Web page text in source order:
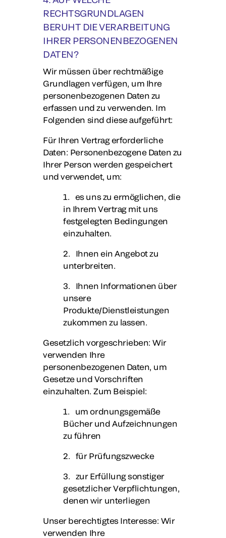
RECHTSGRUNDLAGEN
BERUHT DIE VERARBEITUNG
IHRER PERSONENBEZOGENEN
DATEN?
Wir müssen über rechtmäßige
Grundlagen verfügen, um Ihre
personenbezogenen Daten zu
erfassen und zu verwenden. Im
Folgenden sind diese aufgeführt:
Für Ihren Vertrag erforderliche
Daten: Personenbezogene Daten zu
Ihrer Person werden gespeichert
und verwendet, um:
1. es uns zu ermöglichen, die
in Ihrem Vertrag mit uns
festgelegten Bedingungen
einzuhalten.
2. Ihnen ein Angebot zu
unterbreiten.
3. Ihnen Informationen über
unsere
Produkte/Dienstleistungen
zukommen zu lassen.
Gesetzlich vorgeschrieben: Wir
verwenden Ihre
personenbezogenen Daten, um
Gesetze und Vorschriften
einzuhalten. Zum Beispiel:
1. um ordnungsgemäße
Bücher und Aufzeichnungen
zu führen
2. für Prüfungszwecke
3. zur Erfüllung sonstiger
gesetzlicher Verpflichtungen,
denen wir unterliegen
Unser berechtigtes Interesse: Wir
verwenden Ihre